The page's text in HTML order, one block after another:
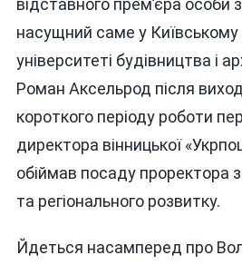
насущний саме у Київському
університеті будівництва і
Роман Аксельрод після
короткого періоду роботи
директора вінницької
обіймав посаду проректора
та регіонального розвитку.
Йдеться насамперед про